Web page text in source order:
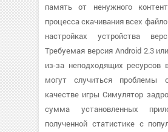
память от ненужного
процесса скачивания всех
настройках устройства
Требуемая версия Android 2.3
из-за неподходящих ресурсов
могут случиться проблемы
качестве игры Симулятор
сумма установленных
полученной статистике с